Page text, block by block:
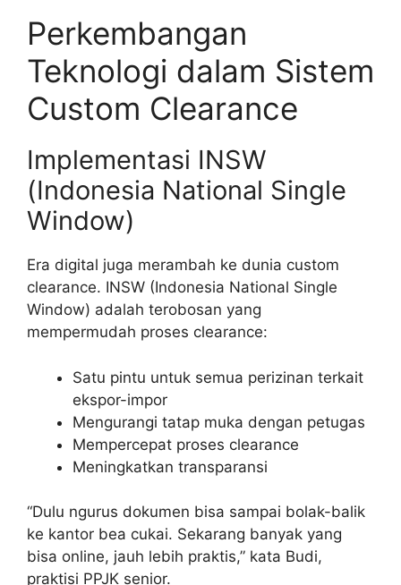
Perkembangan
Teknologi dalam Sistem
Custom Clearance
Implementasi INSW
(Indonesia National Single
Window)
Era digital juga merambah ke dunia custom
clearance. INSW (Indonesia National Single
Window) adalah terobosan yang
mempermudah proses clearance:
Satu pintu untuk semua perizinan terkait
ekspor-impor
Mengurangi tatap muka dengan petugas
Mempercepat proses clearance
Meningkatkan transparansi
“Dulu ngurus dokumen bisa sampai bolak-balik
ke kantor bea cukai. Sekarang banyak yang
bisa online, jauh lebih praktis,” kata Budi,
praktisi PPJK senior.